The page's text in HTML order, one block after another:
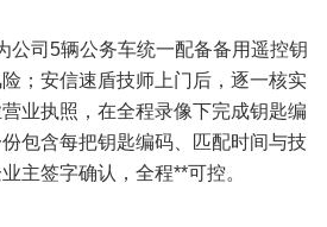
公司5辆公务车统一配备备用遥控钥
；安信速盾技师上门后，逐一核实
业执照，在全程录像下完成钥匙编
包含每把钥匙编码、匹配时间与技
主签字确认，全程**可控。